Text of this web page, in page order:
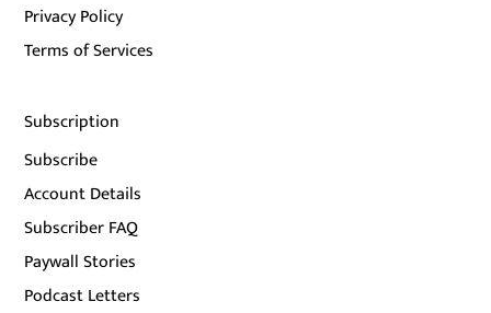
Privacy Policy
Terms of Services
Subscription
Subscribe
Account Details
Subscriber FAQ
Paywall Stories
Podcast Letters